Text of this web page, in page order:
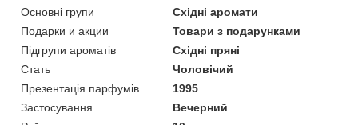
Основні групи
Східні аромати
Подарки и акции
Товари з подарунками
Підгрупи ароматів
Східні пряні
Стать
Чоловічий
Презентація парфумів
1995
Застосування
Вечерний